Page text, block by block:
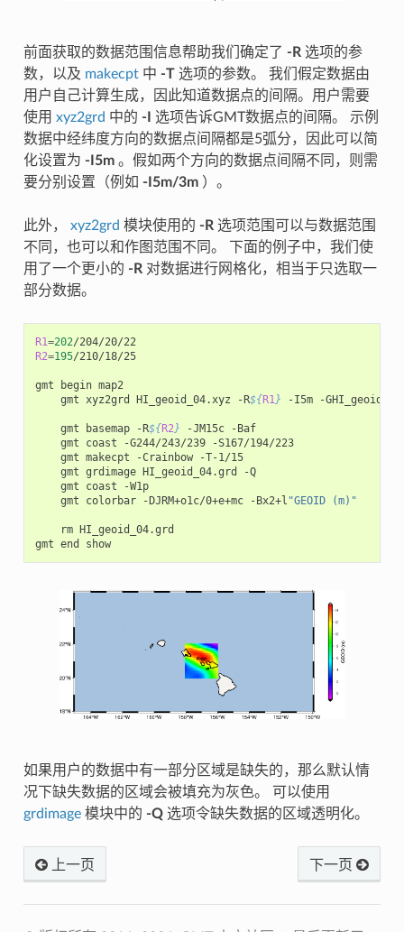
前面获取的数据范围信息帮助我们确定了 -R选项的参
数，以及 makecpt中 -T选项的参数。 我们假定数据由
用户自己计算生成，因此知道数据点的间隔。用户需要
使用 xyz2grd 中的 -I
选项告诉GMT数据点的间隔。 示例
数据中经纬度方向的数据点间隔都是5弧分，因此可以简
化设置为 -I5m。假如两个方向的数据点间隔不同，则需
要分别设置（例如 -I5m/3m）。
此外， xyz2grd 模块使用的 -R选项范围可以与数据范围
不同，也可以和作图范围不同。 下面的例子中，我们使
用了一个更小的 -R对数据进行网格化，相当于只选取一
部分数据。
R1=202
/204/20/22
R2=195/210/18/25
gmt begin
map2
gmt xyz2grd HI_geoid_04.xyz -R${ R1} -I5m -
gmt basemap -R${ R2} -JM15c
-Baf
gmt
coast -G244/243/239
-S167/194/223
gmt makecpt -Crainbow
-T-1/15
gmt grdimage HI_geoid_04.grd
-Q
gmt
coast
-W1p
gmt
colorbar -DJRM+o1c/0+e+mc -Bx2+l "GEOID (m)"
rm
HI_geoid_04.grd
gmt end show
如果用户的数据中有一部分区域是缺失的，那么默认情
况下缺失数据的区域会被填充为灰色。 可以使用
grdimage模块中的 -Q选项令缺失数据的区域透明化。
上一页 下一页